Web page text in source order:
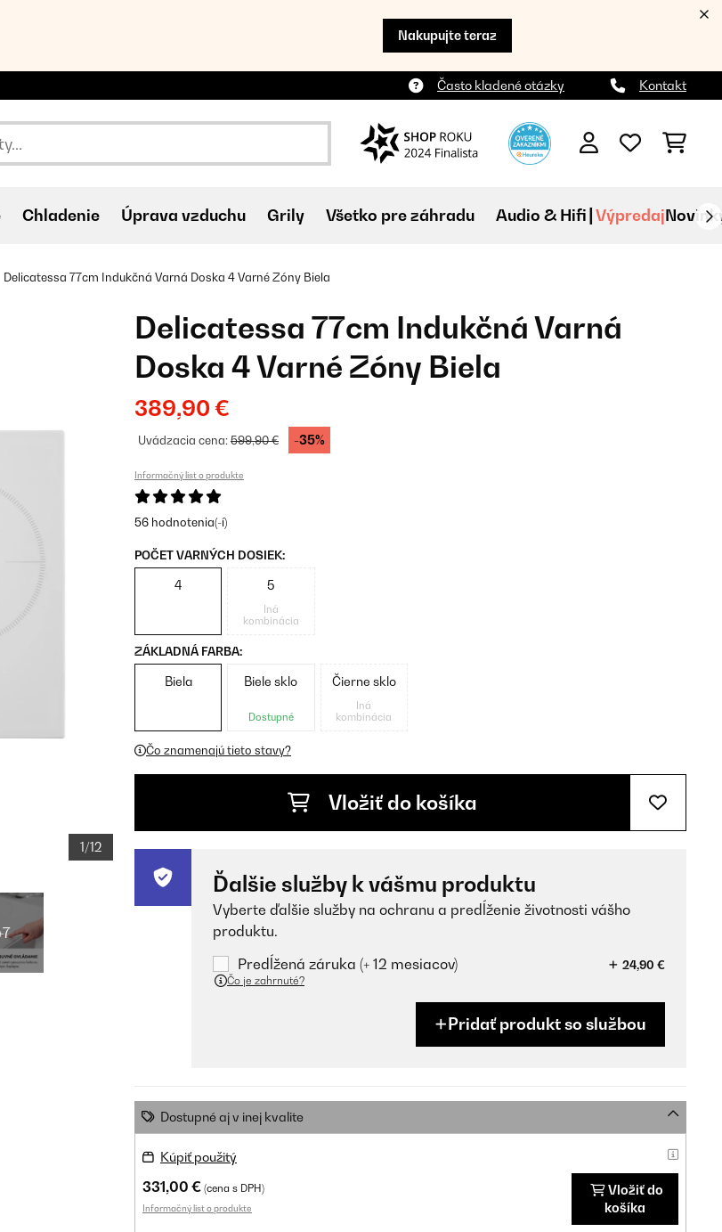
Nakupujte teraz
Často kladené otázky Kontakt
Chladenie Úprava vzduchu Grily Všetko pre záhradu Audio & Hifi Výpredaj
Delicatessa 77cm Indukčná Varná Doska 4 Varné Zóny Biela
1/12
Delicatessa 77cm Indukčná Varná
Doska 4 Varné Zóny Biela
389,90 €
Uvádzacia cena:599,90 € -35%
Informačný list o produkte
56 hodnotenia(-í)
POČET VARNÝCH DOSIEK:
4 5
Iná
kombinácia
ZÁKLADNÁ FARBA:
Biela Biele sklo
Dostupné
Čierne sklo
Iná
kombinácia
Čo znamenajú tieto stavy?
Vložiť do košíka
Ďalšie služby k vášmu produktu
Vyberte ďalšie služby na ochranu a predĺženie životnosti vášho
produktu.
Predĺžená záruka (+ 12 mesiacov)
24,90 €
Čo je zahrnuté?
Pridať produkt so službou
Dostupné aj v inej kvalite
Kúpiť použitý
331,00 € (cena s DPH)
Informačný list o produkte
Vložiť do
košíka